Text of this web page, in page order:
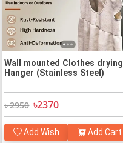
Wall mounted Clothes drying
Hanger (Stainless Steel)
৳ 2950 ৳2370
Add Wish Add Cart